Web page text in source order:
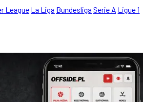
League La Liga Bundesliga Serie A Ligue 1